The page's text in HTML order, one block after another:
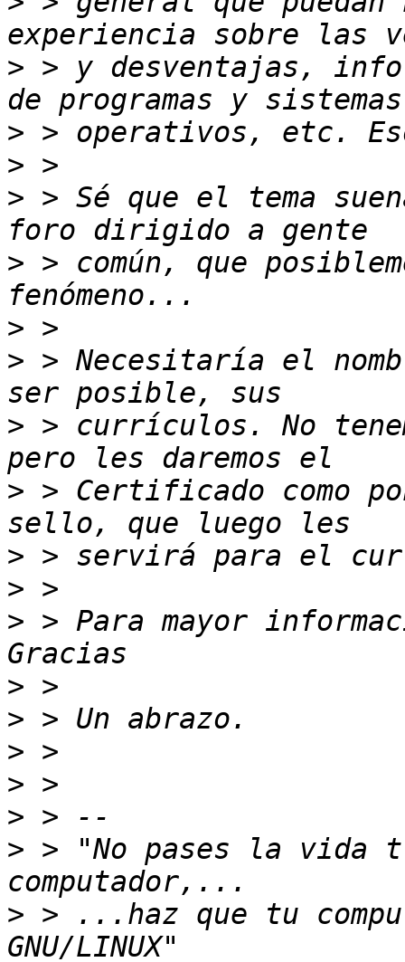
> > y desventajas,
>
>
> > Sé que el tema
> > común, que
>
> > Necesitaría el
> > currículos. No
> > Certificado como
>
>
> > Para mayor
>
>
>
>
>
> > "No pases la vida
> > ...haz que tu